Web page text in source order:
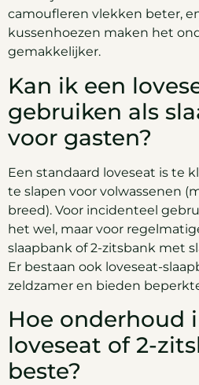
camoufleren vlekken beter,
kussenhoezen maken het
gemakkelijker.
Kan ik een
gebruiken als
voor gasten?
Een standaard loveseat is te
te slapen voor volwassenen
breed). Voor incidenteel
het wel, maar voor
slaapbank of 2-zitsbank met
Er bestaan ook loveseat-
zeldzamer en bieden
Hoe onderhoud
loveseat of 2-
beste?